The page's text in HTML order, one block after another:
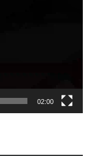
02:00